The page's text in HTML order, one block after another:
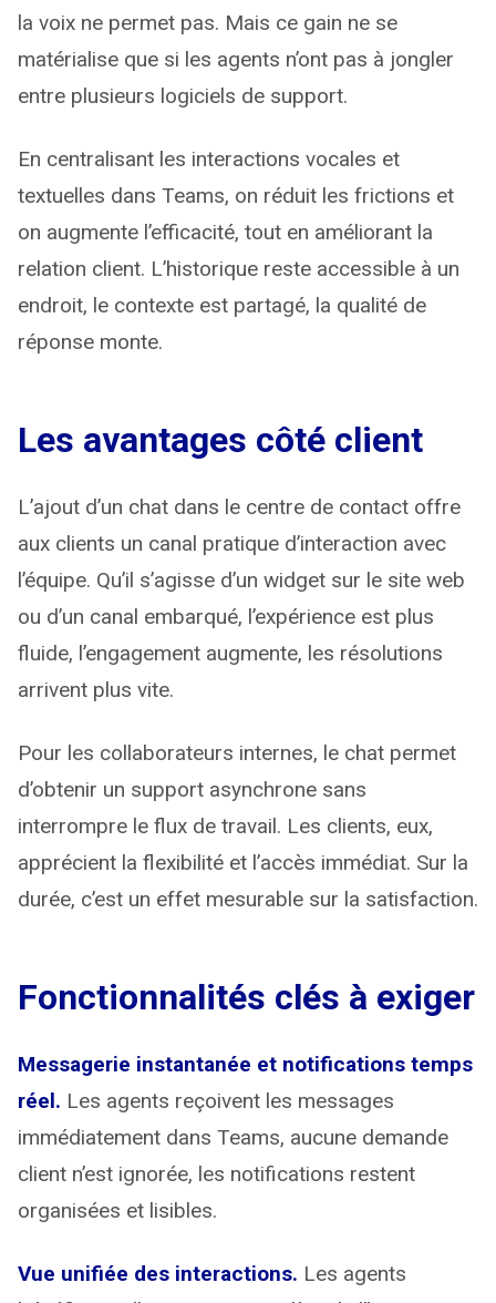
la voix ne permet pas. Mais ce gain ne se
matérialise que si les agents n’ont pas à jongler
entre plusieurs logiciels de support.
En centralisant les interactions vocales et
textuelles dans Teams, on réduit les frictions et
on augmente l’efficacité, tout en améliorant la
relation client. L’historique reste accessible à un
endroit, le contexte est partagé, la qualité de
réponse monte.
Les avantages côté client
L’ajout d’un chat dans le centre de contact offre
aux clients un canal pratique d’interaction avec
l’équipe. Qu’il s’agisse d’un widget sur le site web
ou d’un canal embarqué, l’expérience est plus
fluide, l’engagement augmente, les résolutions
arrivent plus vite.
Pour les collaborateurs internes, le chat permet
d’obtenir un support asynchrone sans
interrompre le flux de travail. Les clients, eux,
apprécient la flexibilité et l’accès immédiat. Sur la
durée, c’est un effet mesurable sur la satisfaction.
Fonctionnalités clés à exiger
Messagerie instantanée et notifications temps
réel. Les agents reçoivent les messages
immédiatement dans Teams, aucune demande
client n’est ignorée, les notifications restent
organisées et lisibles.
Vue unifiée des interactions. Les agents